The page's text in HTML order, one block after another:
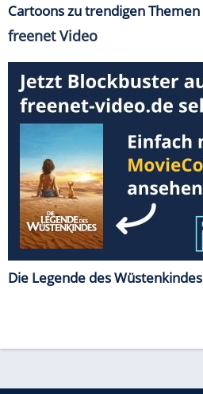
Cartoons zu trendigen Themen
freenet Video
Die Legende des Wüstenkindes